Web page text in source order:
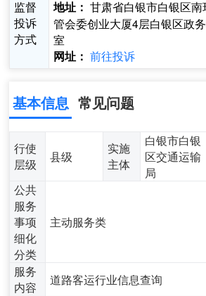
监督
投诉
方式
地址： 甘肃省白银市白银区
管会委创业大厦4层白银区政
室
网址： 前往投诉
基本信息 常见问题
行使
层级
县级
实施
主体
白银市白银
区交通运输
局
公共
服务
事项
细化
分类
主动服务类
服务
内容
道路客运行业信息查询